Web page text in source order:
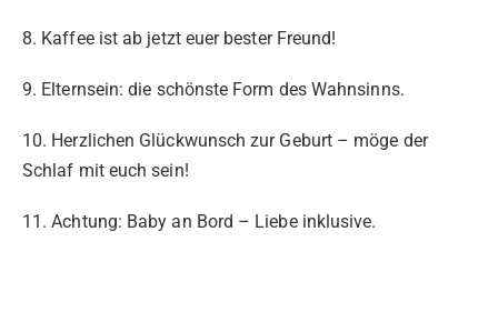
8. Kaffee ist ab jetzt euer bester Freund!
9. Elternsein: die schönste Form des Wahnsinns.
10. Herzlichen Glückwunsch zur Geburt – möge der
Schlaf mit euch sein!
11. Achtung: Baby an Bord – Liebe inklusive.